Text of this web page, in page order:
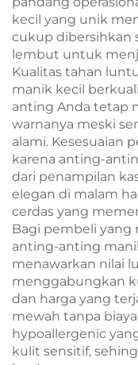
kecil yang unik
cukup dibersihkan
lembut untuk
Kualitas tahan
manik kecil
anting Anda tetap
warnanya meski
alami. Kesesuaian
karena anting-
dari penampilan
elegan di malam
cerdas yang
Bagi pembeli yang
anting-anting
menawarkan nilai
menggabungkan
dan harga yang
mewah tanpa
hypoallergenic
kulit sensitif,